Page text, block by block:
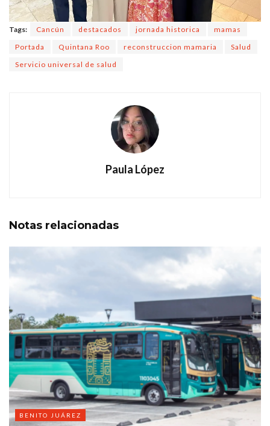
Tags: Cancún destacados jornada historica
mamas
Portada
Quintana Roo reconstruccion mamaria
Salud
Servicio universal de salud
Paula López
Notas relacionadas
BENITO JUÁREZ